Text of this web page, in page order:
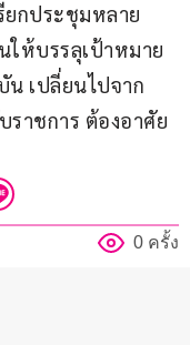
ยกประชุมหลาย
ให้บรรลุเป้าหมาย
น เปลี่ยนไปจาก
ราชการ ต้องอาศัย
0 ครั้ง